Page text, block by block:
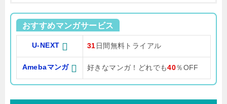
おすすめマンガサービス
U-NEXT 31 日間無料トライアル
Amebaマンガ 好きなマンガ！どれでも40％OFF